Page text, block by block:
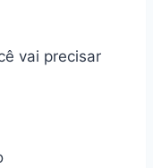
vai precisar